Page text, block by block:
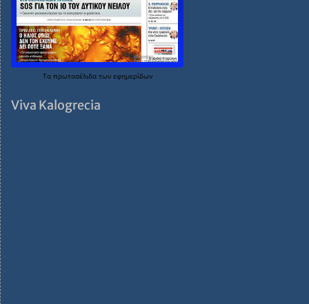
Τα πρωτοσέλιδα των εφημερίδων
Viva Kalogrecia